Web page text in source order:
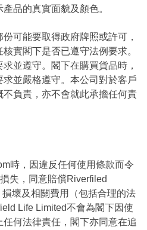
品的真實面貌及顏色。
可能要取得政府牌照或許可，
實閣下是否已遵守法例要求。
並遵守。閣下在購買貨品時，
並嚴格遵守。本公司對於客戶
負責，亦不會就此承擔任何責
時，因違反任何使用條款而令
失，同意賠償Riverfiled
壞及相關費用（包括合理的法
Life Limited不會為閣下因使
何法律責任，閣下亦同意在追